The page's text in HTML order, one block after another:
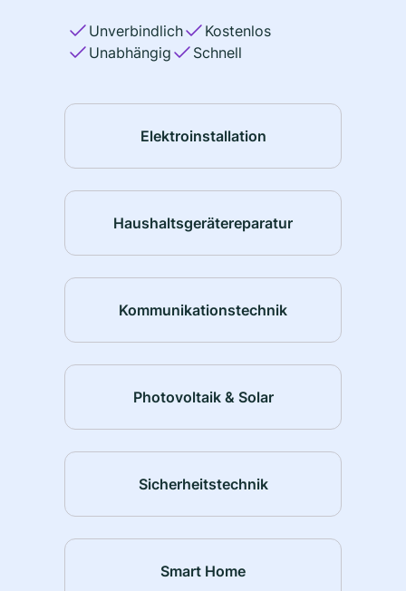
Unverbindlich
Kostenlos
Unabhängig
Schnell
Elektroinstallation
Haushaltsgerätereparatur
Kommunikationstechnik
Photovoltaik & Solar
Sicherheitstechnik
Smart Home